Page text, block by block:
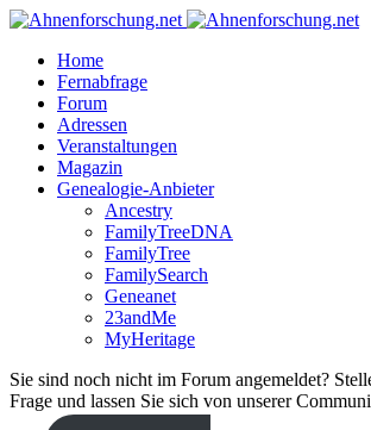
Home
Fernabfrage
Forum
Adressen
Veranstaltungen
Magazin
Genealogie-Anbieter
Ancestry
FamilyTreeDNA
FamilyTree
FamilySearch
Geneanet
23andMe
MyHeritage
Sie sind noch nicht im Forum angemeldet?
Frage und lassen Sie sich von unserer